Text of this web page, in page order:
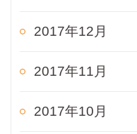
2017年12月
2017年11月
2017年10月